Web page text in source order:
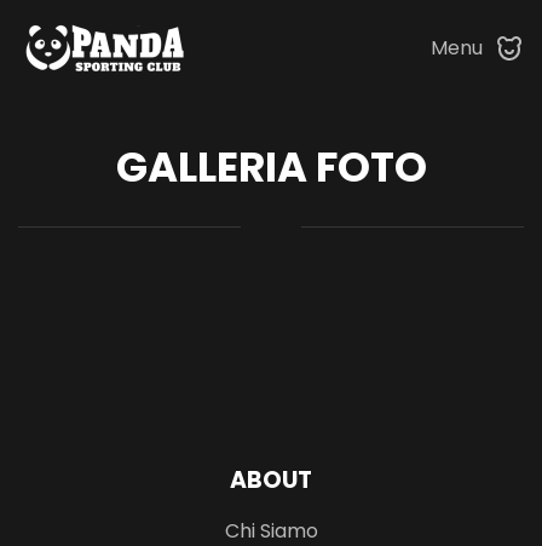
Skip to main content
Menu
GALLERIA FOTO
ABOUT
Chi Siamo